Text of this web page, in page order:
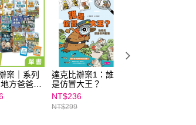
定代理人或監護人之同意方可使用
辦者引起之損失，本公司不負相關責
依據個別帳號之用戶狀況，依本公司
有額度不足之情形，本公司將視審查
他人資訊註冊。若發現惡意使用之情
止該用戶之使用額度並採取法律行
案｜系列
方爸爸推
達克比辦案1：誰
是仿冒大王？
NT$236
NT$299